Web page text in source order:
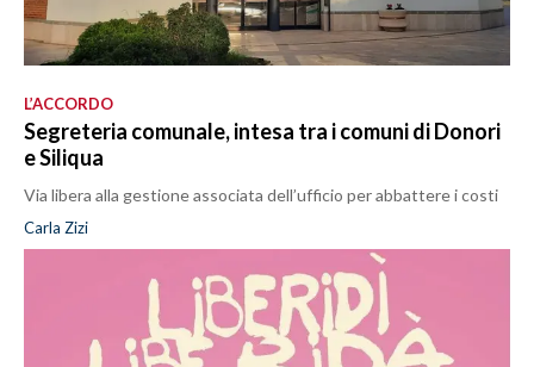
L’ACCORDO
Segreteria comunale, intesa tra i comuni di Donori
e Siliqua
Via libera alla gestione associata dell’ufficio per abbattere i costi
Carla Zizi